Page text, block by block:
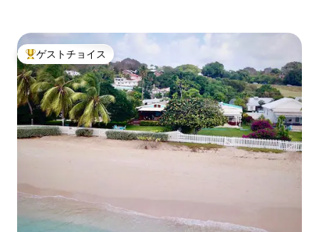
大好評のゲストチョイスです。
ゲストチョイス